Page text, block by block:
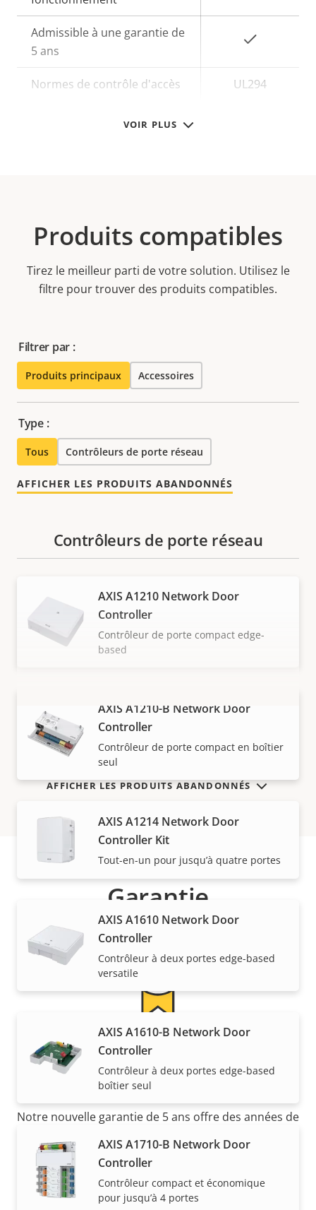
VOIR PLUS
Admissible à une garantie de
5 ans
Normes de contrôle d'accès UL294
Produits compatibles
Tirez le meilleur parti de votre solution. Utilisez le
filtre pour trouver des produits compatibles.
Filtrer par :
Produits principaux Accessoires
Type :
Tous Contrôleurs de porte réseau
AFFICHER LES PRODUITS ABANDONNÉS
VOIR PLUS
Contrôleurs de porte réseau
AXIS A1210 Network Door
Controller
Contrôleur de porte compact edge-
based
AXIS A1210-B Network Door
Controller
Contrôleur de porte compact en boîtier
seul
AXIS A1214 Network Door
Controller Kit
Tout-en-un pour jusqu’à quatre portes
AXIS A1610 Network Door
Controller
Contrôleur à deux portes edge-based
versatile
AXIS A1610-B Network Door
Controller
Contrôleur à deux portes edge-based
boîtier seul
AXIS A1710-B Network Door
Controller
Contrôleur compact et économique
pour jusqu’à 4 portes
AFFICHER LES PRODUITS ABANDONNÉS
Garantie
5 ans de garantie pour plus
de tranquillité d'esprit
Notre nouvelle garantie de 5 ans offre des années de
coûts. En outre, rien n'est caché dans les petits
caractères, vous obtenez exactement ce que nous
promettons.